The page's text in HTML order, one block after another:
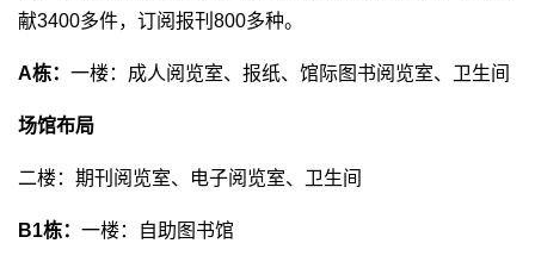
献3400多件，订阅报刊800多种。
A栋： 一楼：成人阅览室、报纸、馆际图书阅览室、卫生间
场馆布局
二楼：期刊阅览室、电子阅览室、卫生间
B1栋： 一楼：自助图书馆